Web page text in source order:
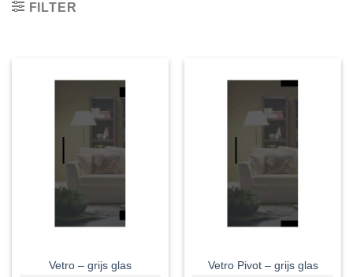
FILTER
Vetro – grijs glas
Vetro Pivot – grijs glas